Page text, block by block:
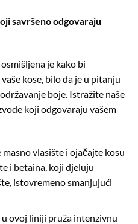
savršeno odgovaraju
je kako bi
kose, bilo da je u pitanju
boje. Istražite naše
koji odgovaraju vašem
vlasište i ojačajte kosu
i betaina, koji djeluju
istovremeno smanjujući
ovoj liniji pruža intenzivnu